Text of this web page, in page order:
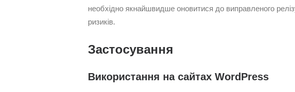
необхідно якнайшвидше оновитися до виправленого
ризиків.
Застосування
Використання на сайтах WordPress